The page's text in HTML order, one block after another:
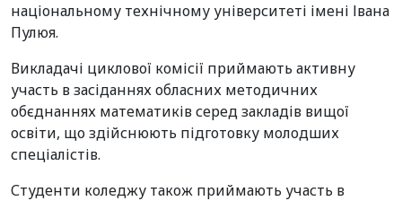
національному технічному університеті імені Івана
Пулюя.
Викладачі циклової комісії приймають активну
участь в засіданнях обласних методичних
обєднаннях математиків серед закладів вищої
освіти, що здійснюють підготовку молодших
спеціалістів.
Студенти коледжу також приймають участь в